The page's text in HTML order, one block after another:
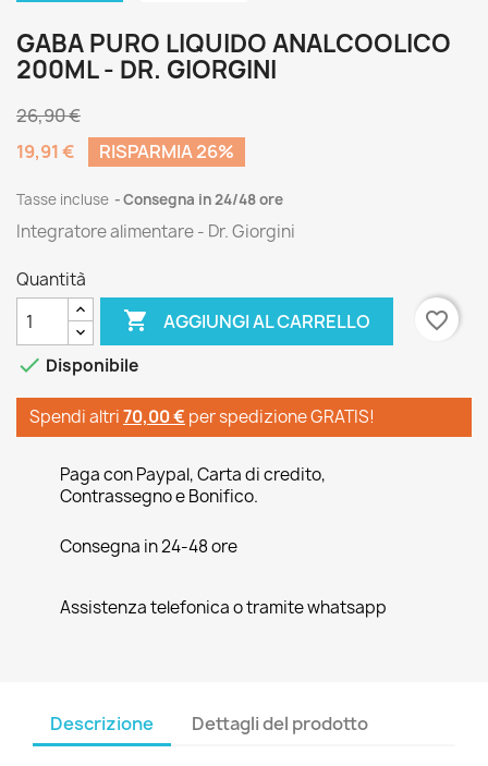
GABA PURO LIQUIDO ANALCOOLICO
200ML - DR. GIORGINI
26,90 €
19,91 €
RISPARMIA 26%
Tasse incluse Consegna in 24/48 ore
Integratore alimentare - Dr. Giorgini
Quantità
 AGGIUNGI AL CARRELLO
favorite_border
 Disponibile
Spendi altri70,00 € per spedizione GRATIS!
Paga con Paypal, Carta di credito,
Contrassegno e Bonifico.
Consegna in 24-48 ore
Assistenza telefonica o tramite whatsapp
Descrizione Dettagli del prodotto